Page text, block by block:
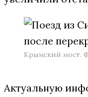
Крымский мост.
Актуальную